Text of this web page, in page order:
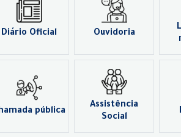
Diário Oficial Ouvidoria
pública
Assistência
Social